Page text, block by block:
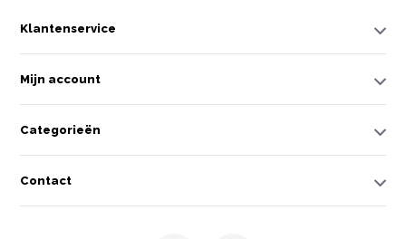
Klantenservice
Mijn account
Categorieën
Contact